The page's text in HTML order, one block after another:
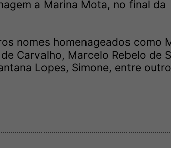
a Marina Mota, no final da
nomes homenageados como
Carvalho, Marcelo Rebelo de
Lopes, Simone, entre